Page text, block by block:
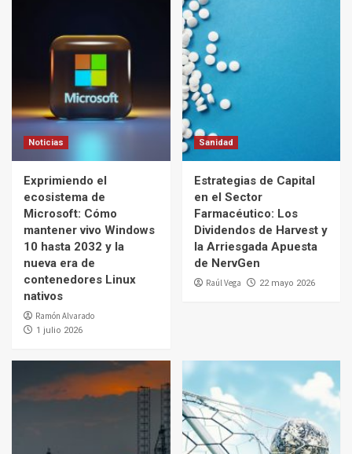
Noticias
Exprimiendo el
ecosistema de
Microsoft: Cómo
mantener vivo Windows
10 hasta 2032 y la
nueva era de
contenedores Linux
nativos
Ramón Alvarado
1 julio 2026
Sanidad
Estrategias de Capital
en el Sector
Farmacéutico: Los
Dividendos de Harvest y
la Arriesgada Apuesta
de NervGen
Raúl Vega 22 mayo 2026